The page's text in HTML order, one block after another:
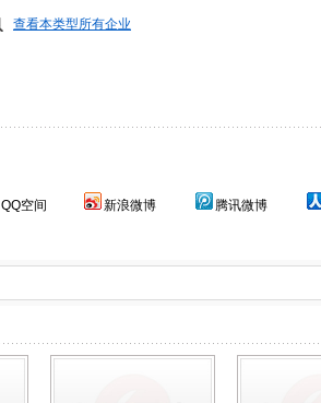
查看本类型所有企业
QQ空间 新浪微博 腾讯微博